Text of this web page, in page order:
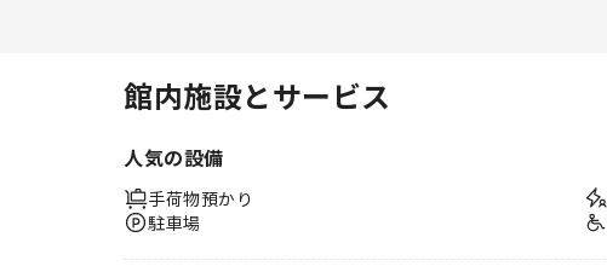
館内施設とサービス
人気の設備
手荷物預かり
駐車場